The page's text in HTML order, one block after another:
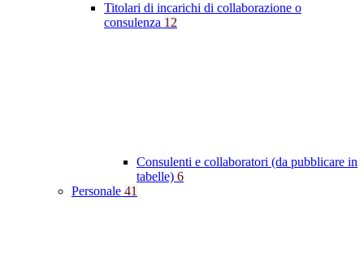
Titolari di incarichi di collaborazione o
consulenza 12
Consulenti e collaboratori (da pubblicare in
tabelle) 6
Personale 41